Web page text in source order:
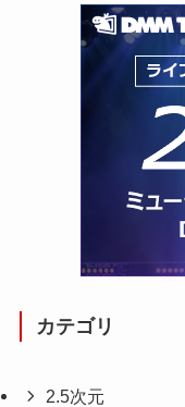
カテゴリ
2.5次元